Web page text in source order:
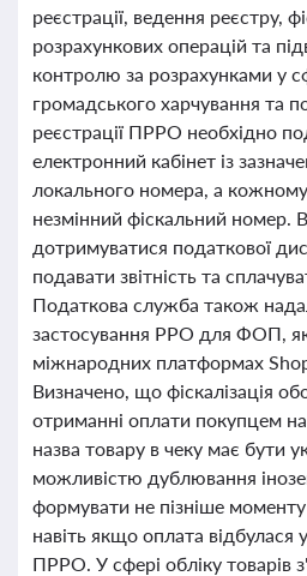
реєстрації, ведення реєстру,
розрахункових операцій та
контролю за розрахунками у
громадського харчування та
реєстрації ПРРО необхідно
електронний кабінет із
локального номера, а
незмінний фіскальний номер.
дотримуватися податкової
подавати звітність та
Податкова служба також
застосування РРО для ФОП,
міжнародних платформах
Визначено, що фіскалізація
отриманні оплати покупцем на
назва товару в чеку має бути
можливістю дублювання
формувати не пізніше моменту
навіть якщо оплата відбулася
ПРРО. У сфері обліку товарів